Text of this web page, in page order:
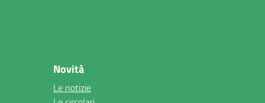
Novità
Le notizie